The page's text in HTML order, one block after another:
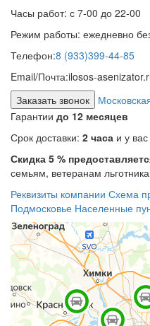
Часы работ: с 7-00 до 22-00
Режим работы: ежедневно
Телефон:8 (933)399-44-85
Email/Почта:ilosos-
Заказать звонок
Гарантии до 12 месяцев
Срок доставки: 2 часа и у
Скидка 5 %
семьям, ветеранам
Реквизиты компании Схема
Подмосковье Населенные